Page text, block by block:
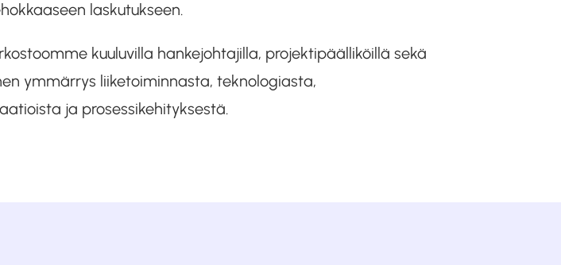
laskutukseen.
kuuluvilla hankejohtajilla, projektipäälliköillä sekä
ymmärrys liiketoiminnasta, teknologiasta,
ja prosessikehityksestä.